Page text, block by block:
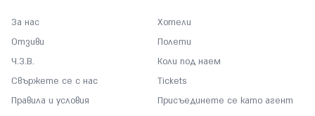
Desk
Entertainment activities
Fitness Center
За нас
Отзиви
Ч.З.В.
Свържете се с нас
Правила и условия
Хотели
Полети
Коли под наем
Tickets
Присъединете се като агент